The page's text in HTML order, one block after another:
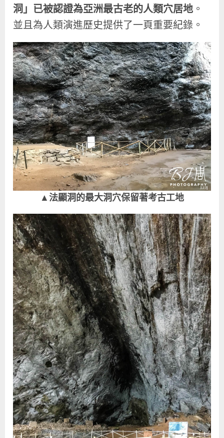
洞」已被認證為亞洲最古老的人類穴居地 。
並且為人類演進歷史提供了一頁重要紀錄。
▲法顯洞的最大洞穴保留著考古工地